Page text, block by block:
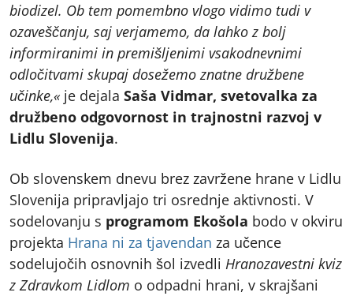
biodizel. Ob tem pomembno vlogo vidimo tudi v
ozaveščanju, saj verjamemo, da lahko z bolj
informiranimi in premišljenimi vsakodnevnimi
odločitvami skupaj dosežemo znatne družbene
učinke,« je dejala Saša Vidmar, svetovalka za
družbeno odgovornost in trajnostni razvoj v
Lidlu Slovenija.
Ob slovenskem dnevu brez zavržene hrane v Lidlu
Slovenija pripravljajo tri osrednje aktivnosti. V
sodelovanju s programom Ekošola bodo v okviru
projekta Hrana ni za tjavendan za učence
sodelujočih osnovnih šol izvedli Hranozavestni kviz
z Zdravkom Lidlom o odpadni hrani, v skrajšani